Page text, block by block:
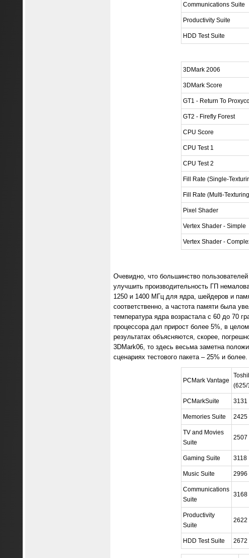
Communications Suite
Productivity Suite
HDD Test Suite
3DMark 2006
3DMark Score
GT1 - Return To
GT2 - Firefly Forest
CPU Score
CPU Test 1
CPU Test 2
Fill Rate (Single-
Fill Rate (Multi-
Pixel Shader
Vertex Shader - Simple
Vertex Shader -
Очевидно, что большинство
улучшить производительность ГП
1250 и 1400 МГц для ядра, шейдеров и
соответственно, а частота памяти была
температура ядра возрастала с 60 до 70
процессора дал прирост более 5%, в
результатах объясняются, скорее,
3DMark06, то здесь весьма заметна
сценариях тестового пакета – 25% и более.
PCMark Vantage
(625/
PCMarkSuite 3131
Memories Suite 2425
TV and Movies
Suite
2507
Gaming Suite 3118
Music Suite 2996
Communications
Suite
3168
Productivity
Suite
2622
HDD Test Suite 2672